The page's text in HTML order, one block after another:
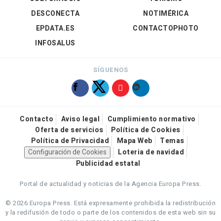
DESCONECTA
EPDATA.ES
INFOSALUS
NOTIMÉRICA
CONTACTOPHOTO
SÍGUENOS
Contacto Aviso legal
Cumplimiento normativo
Oferta de servicios
Política de Cookies
Política de Privacidad
Mapa Web
Temas
Configuración de Cookies
Loteria de navidad
Publicidad estatal
Portal de actualidad y noticias de la Agencia Europa Press.
© 2026 Europa Press. Está expresamente prohibida la redistribución
y la redifusión de todo o parte de los contenidos de esta web sin su